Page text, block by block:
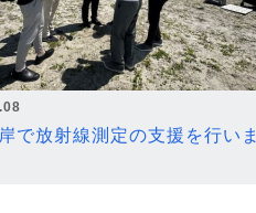
で放射線測定の支援を行いま